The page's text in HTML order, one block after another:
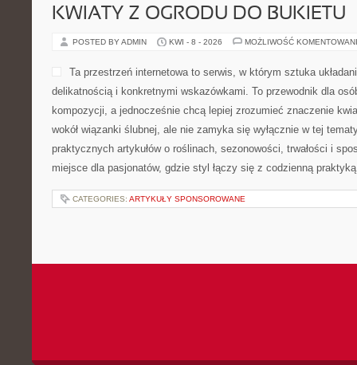
KWIATY Z OGRODU DO BUKIETU
POSTED BY ADMIN KWI - 8 - 2026 MOŻLIWOŚĆ
Ta przestrzeń internetowa to serwis, w którym sztuka
delikatnością i konkretnymi wskazówkami. To przewodnik dla
kompozycji, a jednocześnie chcą lepiej zrozumieć znaczenie
wokół wiązanki ślubnej, ale nie zamyka się wyłącznie w tej
praktycznych artykułów o roślinach, sezonowości, trwałości i
miejsce dla pasjonatów, gdzie styl łączy się z codzienną
CATEGORIES: ARTYKUŁY SPONSOROWANE